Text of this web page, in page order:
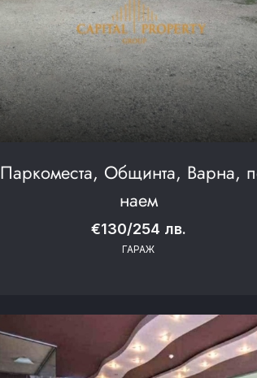
Паркоместа, Общинта, Варна,
наем
€130/254 лв.
ГАРАЖ